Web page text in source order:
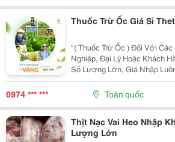
Thuốc Trừ Ốc Giá Sỉ
"( Thuốc Trừ Ốc ) Đối Với
Nghiệp, Đại Lý Hoặc Khách
Số Lượng Lớn, Giá Nhập
Trực Tiếp Đến Hiệu Quả Kinh
Nguồn Hàng Tốt Không Chỉ
Cạnh...
0974 *** *** Toàn quốc
Thịt Nạc Vai Heo Nhập
Lượng Lớn